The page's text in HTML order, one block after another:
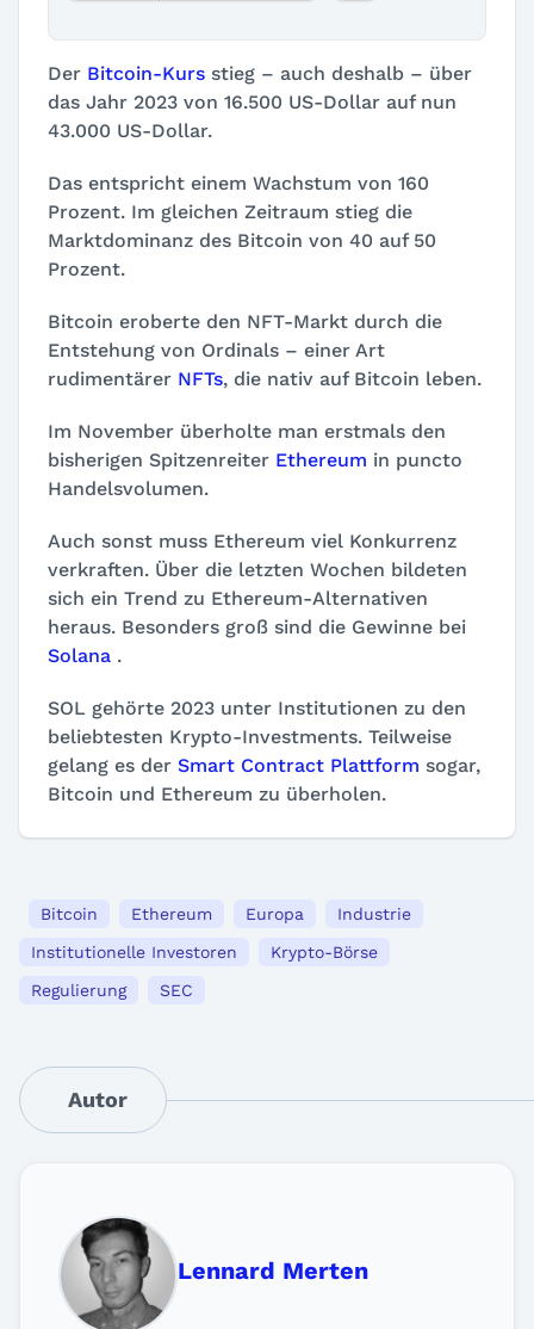
Der Bitcoin-Kurs stieg – auch deshalb – über
das Jahr 2023 von 16.500 US-Dollar auf nun
43.000 US-Dollar.
Das entspricht einem Wachstum von 160
Prozent. Im gleichen Zeitraum stieg die
Marktdominanz des Bitcoin von 40 auf 50
Prozent.
Bitcoin eroberte den NFT-Markt durch die
Entstehung von Ordinals – einer Art
rudimentärer NFTs, die nativ auf Bitcoin leben.
Im November überholte man erstmals den
bisherigen Spitzenreiter Ethereum in puncto
Handelsvolumen.
Auch sonst muss Ethereum viel Konkurrenz
verkraften. Über die letzten Wochen bildeten
sich ein Trend zu Ethereum-Alternativen
heraus. Besonders groß sind die Gewinne bei
Solana .
SOL gehörte 2023 unter Institutionen zu den
beliebtesten Krypto-Investments. Teilweise
gelang es der Smart Contract Plattform sogar,
Bitcoin und Ethereum zu überholen.
Bitcoin Ethereum Europa
Industrie
Institutionelle Investoren
Krypto-Börse
Regulierung
SEC
Autor
Lennard Merten